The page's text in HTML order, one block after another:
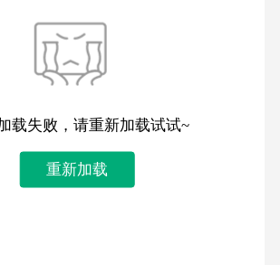
载失败，请重新加载试试~
重新加载